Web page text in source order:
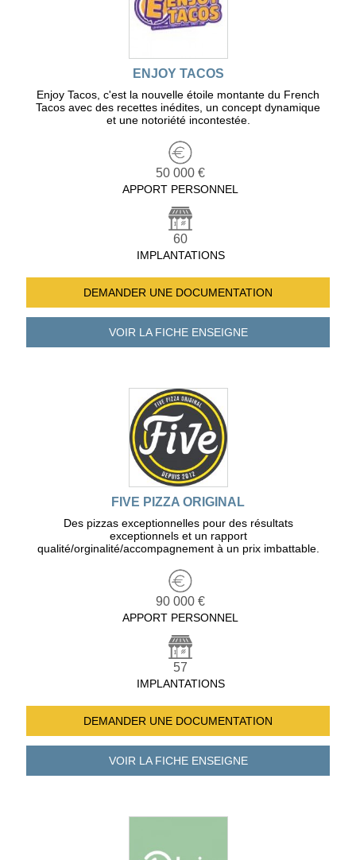
ENJOY TACOS
Enjoy Tacos, c'est la nouvelle étoile montante du French
Tacos avec des recettes inédites, un concept dynamique
et une notoriété incontestée.
50 000 €
APPORT PERSONNEL
60
IMPLANTATIONS
DEMANDER UNE DOCUMENTATION
VOIR LA FICHEENSEIGNE
FIVE PIZZA ORIGINAL
Des pizzas exceptionnelles pour des résultats
exceptionnels et un rapport
qualité/orginalité/accompagnement à un prix imbattable.
90 000 €
APPORT PERSONNEL
57
IMPLANTATIONS
DEMANDER UNE DOCUMENTATION
VOIR LA FICHEENSEIGNE